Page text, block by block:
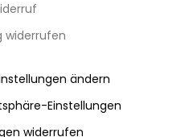
widerrufen
ändern
Einstellungen
widerrufen